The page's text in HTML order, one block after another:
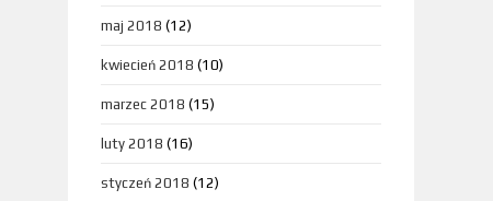
maj 2018 (12)
kwiecień 2018 (10)
marzec 2018 (15)
luty 2018 (16)
styczeń 2018 (12)